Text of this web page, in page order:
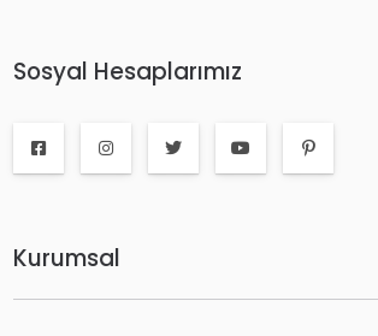
Sosyal Hesaplarımız
Kurumsal